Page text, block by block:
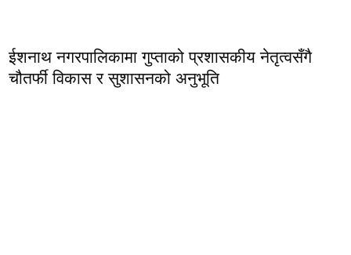
ईशनाथ नगरपालिकामा गुप्ताको प्रशासकीय नेतृत्वसँगै
चौतर्फी विकास र सुशासनको अनुभूति